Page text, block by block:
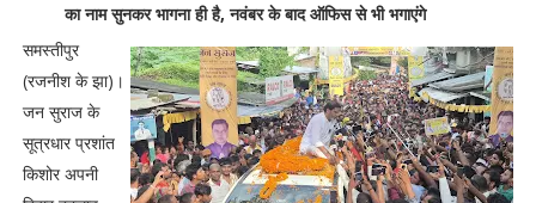
का नाम सुनकर भागना ही है, नवंबर के बाद ऑफिस से भी भगाएंगे
समस्तीपुर
(रजनीश के झा)।
जन सुराज के
सूत्रधार प्रशांत
किशोर अपनी